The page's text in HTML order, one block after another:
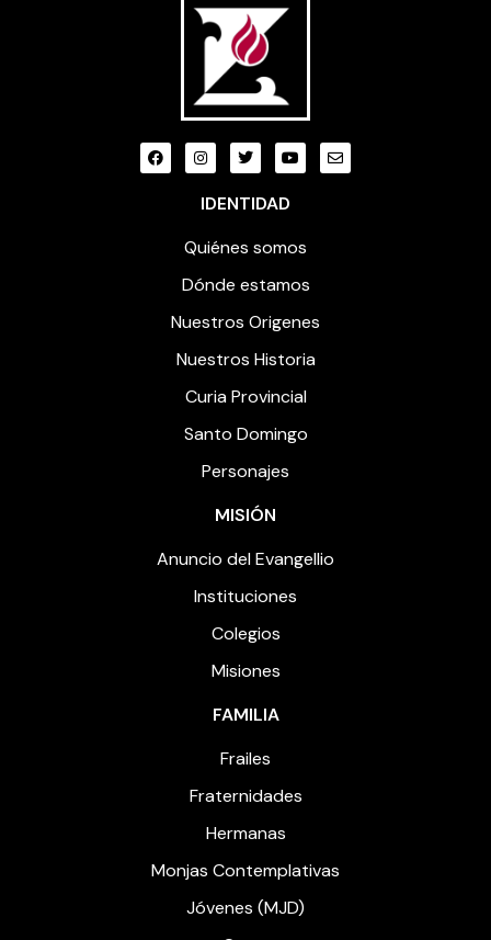
IDENTIDAD
Quiénes somos
Dónde estamos
Nuestros Origenes
Nuestros Historia
Curia Provincial
Santo Domingo
Personajes
MISIÓN
Anuncio del Evangellio
Instituciones
Colegios
Misiones
FAMILIA
Frailes
Fraternidades
Hermanas
Monjas Contemplativas
Jóvenes (MJD)